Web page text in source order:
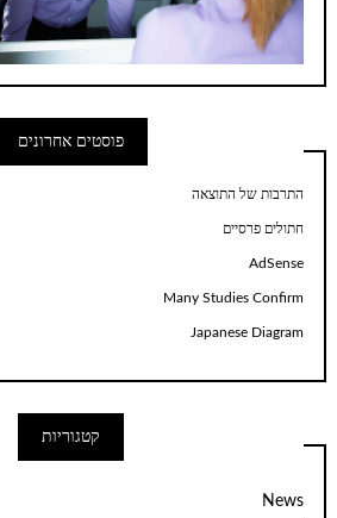
פוסטים אחרונים
התרבות של התוצאה
חתולים פרסיים
AdSense
Many Studies Confirm
Japanese Diagram
קטגוריות
News